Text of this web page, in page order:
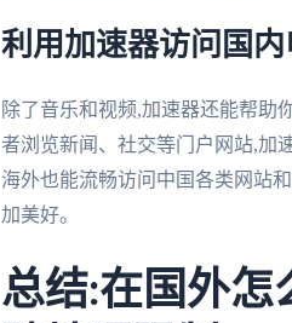
利用加速器访问国
除了音乐和视频,加速器还能帮助
者浏览新闻、社交等门户网站,加
海外也能流畅访问中国各类网站
加美好。
总结:在国外怎